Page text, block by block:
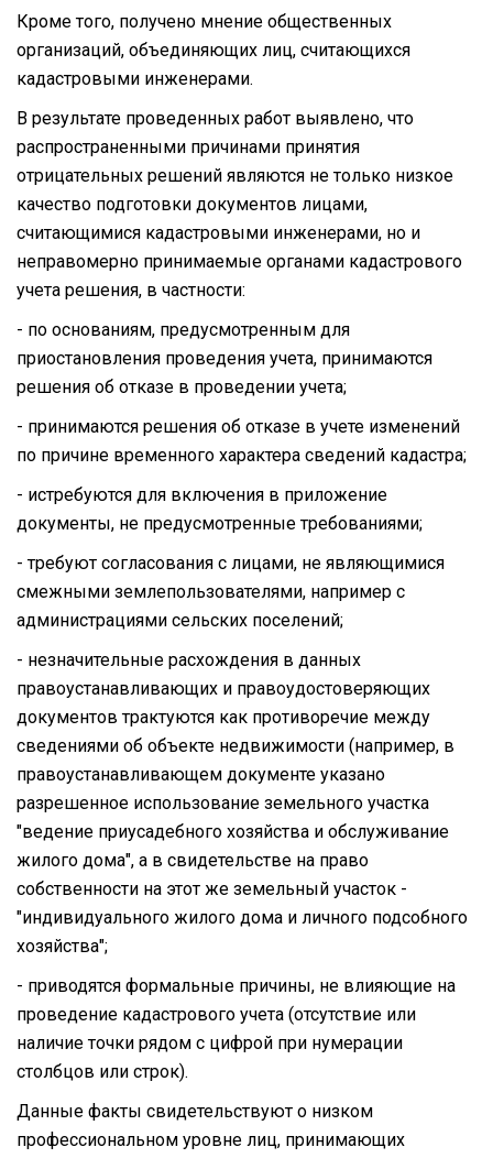
Кроме того, получено мнение общественных
организаций, объединяющих лиц, считающихся
кадастровыми инженерами.
В результате проведенных работ выявлено, что
распространенными причинами принятия
отрицательных решений являются не только низкое
качество подготовки документов лицами,
считающимися кадастровыми инженерами, но и
неправомерно принимаемые органами кадастрового
учета решения, в частности:
- по основаниям, предусмотренным для
приостановления проведения учета, принимаются
решения об отказе в проведении учета;
- принимаются решения об отказе в учете изменений
по причине временного характера сведений кадастра;
- истребуются для включения в приложение
документы, не предусмотренные требованиями;
- требуют согласования с лицами, не являющимися
смежными землепользователями, например с
администрациями сельских поселений;
- незначительные расхождения в данных
правоустанавливающих и правоудостоверяющих
документов трактуются как противоречие между
сведениями об объекте недвижимости (например, в
правоустанавливающем документе указано
разрешенное использование земельного участка
"ведение приусадебного хозяйства и обслуживание
жилого дома", а в свидетельстве на право
собственности на этот же земельный участок -
"индивидуального жилого дома и личного подсобного
хозяйства";
- приводятся формальные причины, не влияющие на
проведение кадастрового учета (отсутствие или
наличие точки рядом с цифрой при нумерации
столбцов или строк).
Данные факты свидетельствуют о низком
профессиональном уровне лиц, принимающих